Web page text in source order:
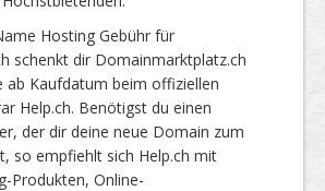
Hosting Gebühr für
schenkt dir Domainmarktplatz.ch
ab Kaufdatum beim offiziellen
Help.ch. Benötigst du einen
der dir deine neue Domain zum
so empfiehlt sich Help.ch mit
Produkten, Online-